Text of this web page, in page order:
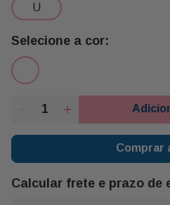
u
Comprar
Calcular frete e prazo de